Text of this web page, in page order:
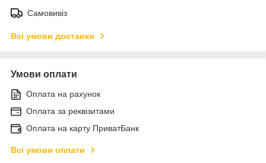
Самовивіз
Всі умови доставки
Умови оплати
Оплата на рахунок
Оплата за реквізитами
Оплата на карту ПриватБанк
Всі умови оплати